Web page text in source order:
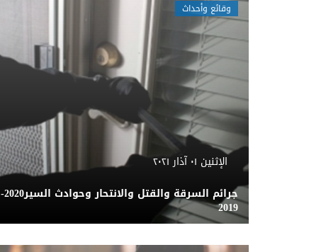
وقائع وأحداث
الإثنين ٠١ آذار ٢٠٢١
جرائم السرقة والقتل والانتحار وحوادث السير2020-
2019